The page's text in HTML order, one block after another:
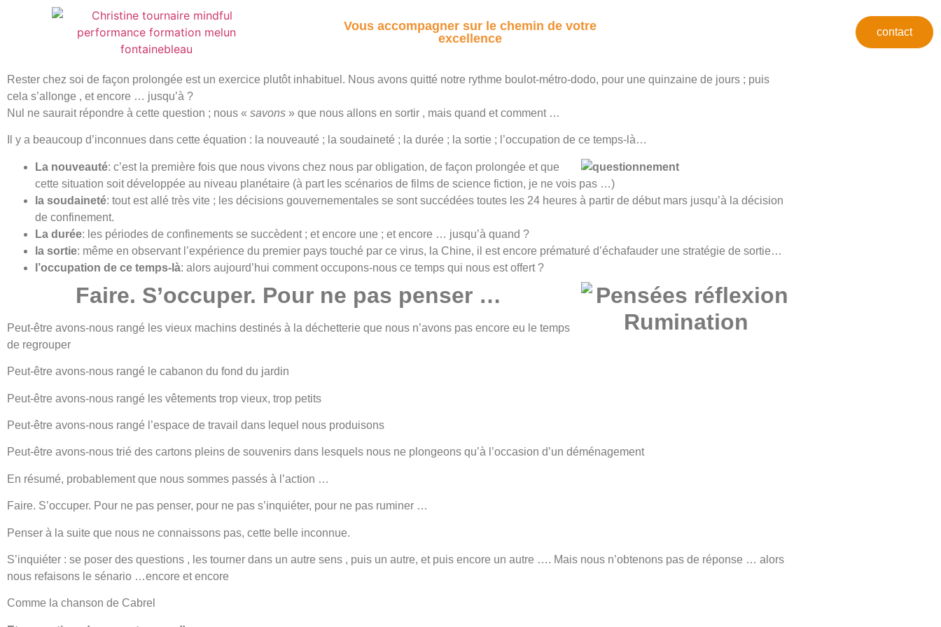
Vous accompagner sur le chemin de votre
excellence
contact
Rester chez soi de façon prolongée est un exercice plutôt inhabituel. Nous avons quitté notre rythme boulot-métro-dodo, pour une quinzaine de jours ; puis
cela s’allonge , et encore … jusqu’à ?
Nul ne saurait répondre à cette question ; nous « savons » que nous allons en sortir , mais quand et comment …
Il y a beaucoup d’inconnues dans cette équation : la nouveauté ; la soudaineté ; la durée ; la sortie ; l’occupation de ce temps-là…
La nouveauté: c’est la première fois que nous vivons chez nous par obligation, de façon prolongée et que
cette situation soit développée au niveau planétaire (à part les scénarios de films de science fiction, je ne vois pas …)
la soudaineté: tout est allé très vite ; les décisions gouvernementales se sont succédées toutes les 24 heures à partir de début mars jusqu’à la décision
de confinement.
La durée: les périodes de confinements se succèdent ; et encore une ; et encore … jusqu’à quand ?
la sortie: même en observant l’expérience du premier pays touché par ce virus, la Chine, il est encore prématuré d’échafauder une stratégie de sortie…
l’occupation de ce temps-là: alors aujourd’hui comment occupons-nous ce temps qui nous est offert ?
Faire. S’occuper. Pour ne pas penser …
Peut-être avons-nous rangé les vieux machins destinés à la déchetterie que nous n’avons pas encore eu le temps
de regrouper
Peut-être avons-nous rangé le cabanon du fond du jardin
Peut-être avons-nous rangé les vêtements trop vieux, trop petits
Peut-être avons-nous rangé l’espace de travail dans lequel nous produisons
Peut-être avons-nous trié des cartons pleins de souvenirs dans lesquels nous ne plongeons qu’à l’occasion d’un déménagement
En résumé, probablement que nous sommes passés à l’action …
Faire. S’occuper. Pour ne pas penser, pour ne pas s’inquiéter, pour ne pas ruminer …
Penser à la suite que nous ne connaissons pas, cette belle inconnue.
S’inquiéter : se poser des questions , les tourner dans un autre sens , puis un autre, et puis encore un autre …. Mais nous n’obtenons pas de réponse … alors
nous refaisons le sénario …encore et encore
Comme la chanson de Cabrel